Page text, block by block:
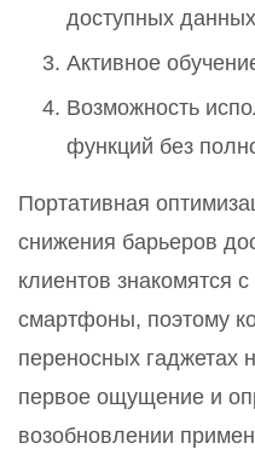
доступных данных
Активное
Возможность
функций без
Портативная
снижения барьеров
клиентов знакомятся
смартфоны, поэтому
переносных гаджетах
первое ощущение и
возобновлении